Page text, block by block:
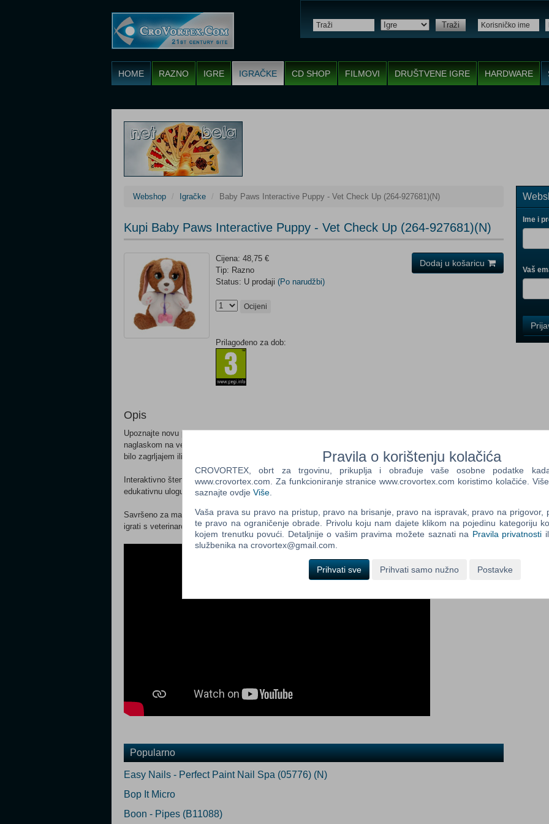
Traži
HOME RAZNO IGRE IGRAČKE CD SHOP FILMOVI DRUŠTVENE IGRE HARDWARE
Webshop Igračke Baby Paws Interactive Puppy - Vet Check Up (264-927681)(N)
Kupi Baby Paws Interactive Puppy - Vet Check Up (264-927681)(N)
Cijena: 48,75 €
Tip: Razno
Status: U prodaji (Po narudžbi)
Ocijeni
Prilagođeno za dob:
Opis
Upoznajte novu prijateljicu iz Baby Paws! Ovo slatko štene koker dolazi u potpuno novom dizajnu s
naglaskom na veterinarsku igru. Primarna funkcija vašeg šteneta je drhtanje, a vaš je zadatak smiriti ga –
bilo zagrljajem ili umotanjem u deku.
Interaktivno štene ima vlastiti mekani povoj i dudu koja otvara oči, plus tri dodatna dodatka za zabavnu i
edukativnu ulogu veterinara: špricu, termometar i stetoskop.
Savršeno za maštovitu igru, gdje djeca mogu s ljubavlju brinuti o svom novom štenetu i istovremeno se
igrati s veterinarom.
Dodaj u košaricu
Popularno
Easy Nails - Perfect Paint Nail Spa (05776) (N)
Bop It Micro
Boon - Pipes (B11088)
Ime i
Vaš
Field
One
Control
Three
Pravila o korištenju kolačića
CROVORTEX, obrt za trgovinu, prikuplja i obrađuje vaše osobne podatke
www.crovortex.com. Za funkcioniranje stranice www.crovortex.com koristimo kolačiće.
saznajte ovdje Više
Vaša prava su pravo na pristup, pravo na brisanje, pravo na ispravak, pravo na prigovor,
te pravo na ograničenje obrade. Privolu koju nam dajete klikom na pojedinu kategoriju
kojem trenutku povući. Detaljnije o vašim pravima možete saznati na Pravila privatnosti
službenika na crovortex@gmail.com.
Prihvati sve Prihvati samo nužno Postavke